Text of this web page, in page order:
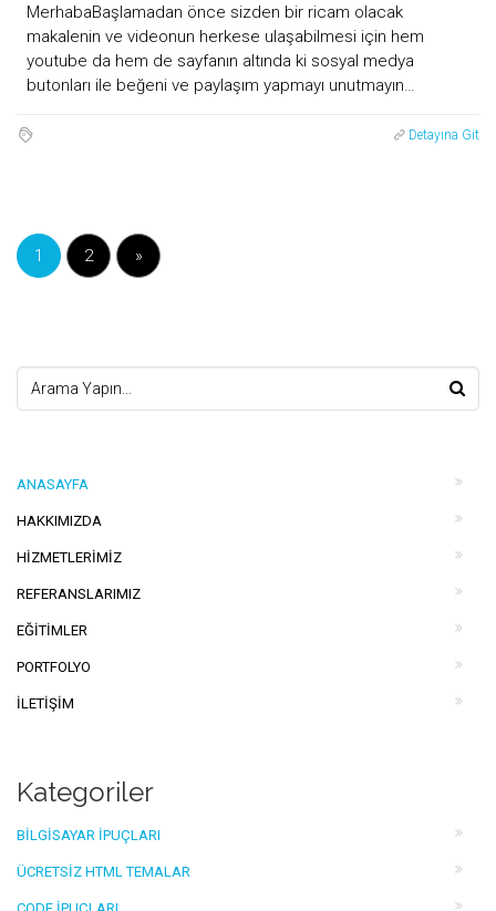
MerhabaBaşlamadan önce sizden bir ricam olacak
makalenin ve videonun herkese ulaşabilmesi için hem
youtube da hem de sayfanın altında ki sosyal medya
butonları ile beğeni ve paylaşım yapmayı unutmayın…
Detayına Git
1 2 »
ANASAYFA
HAKKIMIZDA
HIZMETLERIMIZ
REFERANSLARIMIZ
EĞITIMLER
PORTFOLYO
İLETIŞIM
Kategoriler
BILGISAYAR İPUÇLARI
ÜCRETSIZ HTML TEMALAR
CODE İPUÇLARI